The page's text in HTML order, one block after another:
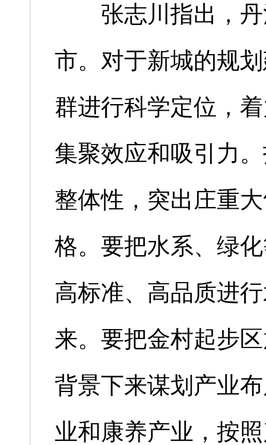
张志川指出，丹
市。对于新城的规
群进行科学定位，
集聚效应和吸引力
整体性，突出庄重
格。要把水系、绿
高标准、高品质进
来。要把金村起步
背景下来谋划产业
业和康养产业，按